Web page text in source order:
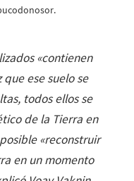
«contienen
ese suelo se
todos ellos se
de la Tierra en
«reconstruir
en un momento